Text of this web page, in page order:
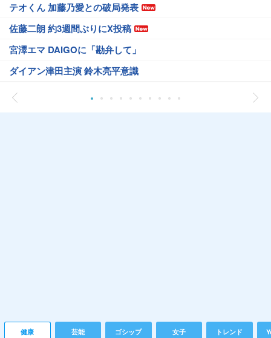
テオくん 加藤乃愛との破局発表
佐藤二朗 約3週間ぶりにX投稿
宮澤エマ DAIGOに「勘弁して」
ダイアン津田主演 鈴木亮平意識
健康 芸能 ゴシップ 女子 トレンド